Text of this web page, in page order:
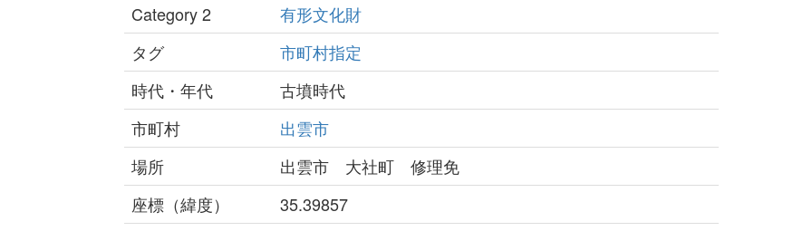
Category 2
有形文化財
タグ
市町村指定
時代・年代
古墳時代
市町村
出雲市
場所
出雲市 大社町 修理免
座標（緯度）
35.39857